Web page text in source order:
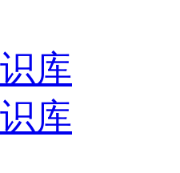
库
库